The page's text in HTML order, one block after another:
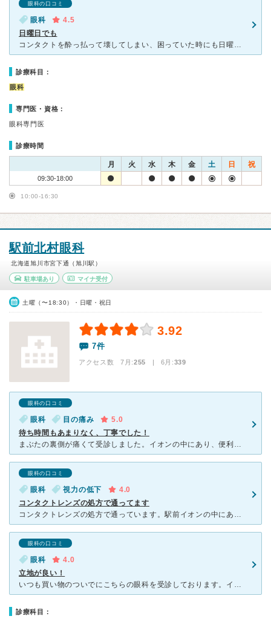
眼科の口コミ
眼科
4.5
日曜日でも
コンタクトを酔っ払って壊してしまい、困っていた時にも日曜日でも一条眼科さんは開いていたので助かりました。 いつも混んでるイメージがあります。 はじめてコンタクトを作った時もここでしたが、丁寧に
診療科目：
眼科
専門医・資格：
眼科専門医
診療時間
月 火 水 木 金 土 日 祝
09:30-18:00
10:00-16:30
駅前北村眼科
北海道旭川市宮下通（旭川駅）
駐車場あり マイナ受付
土曜（〜18:30）・日曜・祝日
3.92
7件
アクセス数 7月:255 | 6月:339
眼科の口コミ
眼科 目の痛み
5.0
待ち時間もあまりなく、丁寧でした！
まぶたの裏側が痛くて受診しました。イオンの中にあり、便利そうだったため、こちらの病院にしました。 受付し、問診票を記入し、目の検査や、視力検査をしました。少し待ち、診察。男性の医師でした。目の中やま
眼科の口コミ
眼科 視力の低下
4.0
コンタクトレンズの処方で通ってます
コンタクトレンズの処方で通っています。駅前イオンの中にあるので割と通いやすいです。一旦3階で受付してから眼科に行き、受診後また3階に行く流れなので少し手間ですが、、、診察は3分ほどですぐ終わり。いつも
眼科の口コミ
眼科
4.0
立地が良い！
いつも買い物のついでにこちらの眼科を受診しております。イオン駅前の中にあることと仕事の休みの日もやっているのがとても良い！平日も6時半まで！ 他の眼科に比べ待ち時間はとても短いと思います。ただ待合室
診療科目：